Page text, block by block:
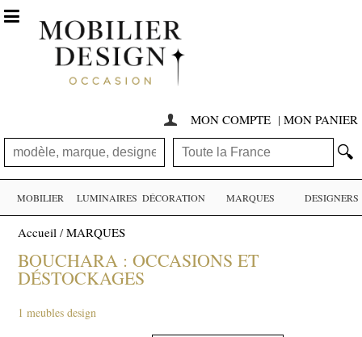
 MON COMPTE | MON PANIER
🔍

MOBILIER LUMINAIRES DÉCORATION MARQUES DESIGNERS
Accueil /MARQUES
BOUCHARA : OCCASIONS ET
DÉSTOCKAGES
1 meubles design